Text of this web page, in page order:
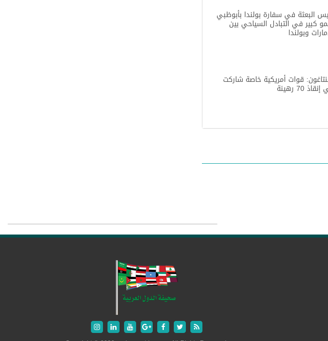
البعثة في سفارة بولندا بأبوظبي
كبير في التبادل السياحي بين
وبولندا
قوات أمريكية خاصة شاركت
70 رهينة